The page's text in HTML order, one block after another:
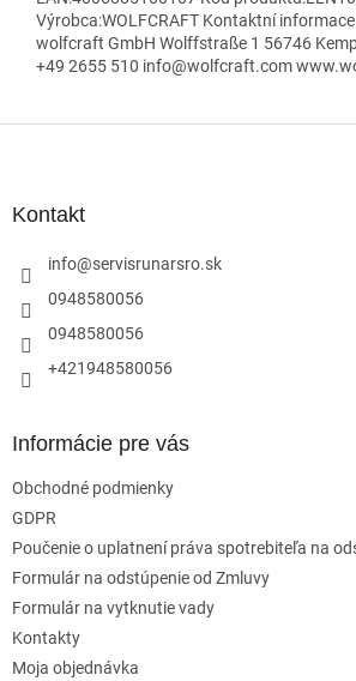
Výrobca:WOLFCRAFT Kontaktní
wolfcraft GmbH Wolffstraße 1 56746
+49 2655 510 info@wolfcraft.com
Kontakt
info@servisrunarsro.sk
0948580056
0948580056
+421948580056
Informácie pre vás
Obchodné podmienky
GDPR
Poučenie o uplatnení práva spotrebiteľa na
Formulár na odstúpenie od Zmluvy
Formulár na vytknutie vady
Kontakty
Moja objednávka